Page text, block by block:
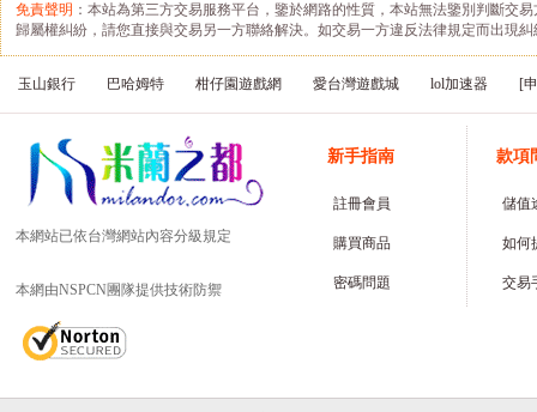
免責聲明 ：本站為第三方交易服務平台，鑒於網路的性質，本站無法鑒別判斷交
歸屬權糾紛，請您直接與交易另一方聯絡解決。如交易一方違反法律規定而出現
玉山銀行 巴哈姆特 柑仔園遊戲網 愛台灣遊戲城 lol加速器 [
本網站已依台灣網站內容分級規定
本網由NSPCN團隊提供技術防禦
新手指南
註冊會員
購買商品
密碼問題
款項
儲值
如何
交易